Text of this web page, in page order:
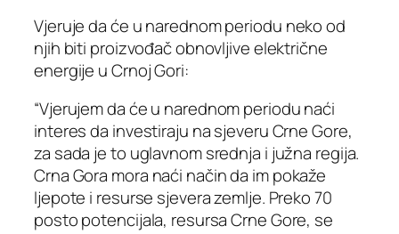
Vjeruje da će u narednom periodu neko od
njih biti proizvođač obnovljive električne
energije u Crnoj Gori:
“Vjerujem da će u narednom periodu naći
interes da investiraju na sjeveru Crne Gore,
za sada je to uglavnom srednja i južna regija.
Crna Gora mora naći način da im pokaže
ljepote i resurse sjevera zemlje. Preko 70
posto potencijala, resursa Crne Gore, se